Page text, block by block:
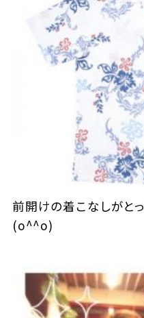
前開けの着こなしがと
(o^^o)